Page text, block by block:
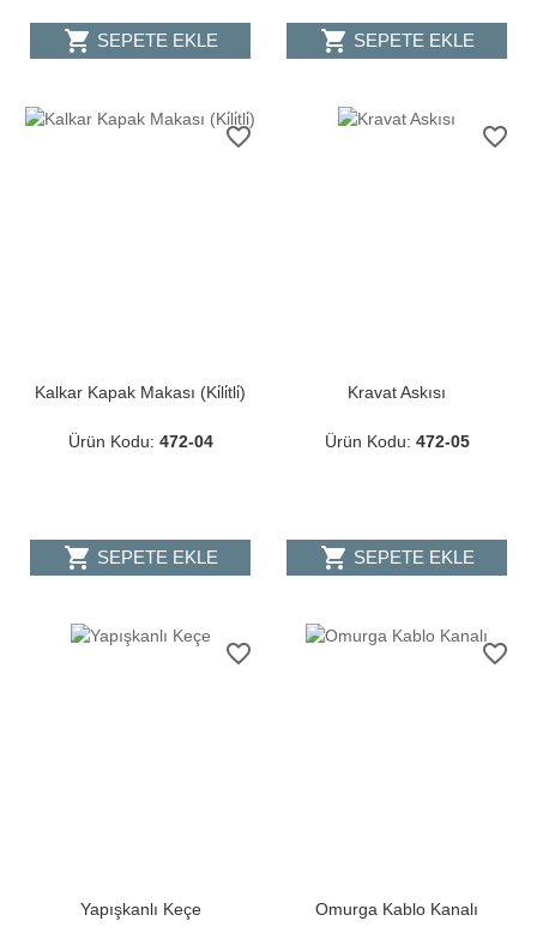
shopping_cart SEPETE EKLE shopping_cart SEPETE EKLE
favorite_border
Kalkar Kapak Makası (Ki̇li̇tli̇)
Ürün Kodu: 472-04
shopping_cart SEPETE EKLE
favorite_border
Kravat Askısı
Ürün Kodu: 472-05
shopping_cart SEPETE EKLE
favorite_border
Yapışkanlı Keçe
favorite_border
Omurga Kablo Kanalı